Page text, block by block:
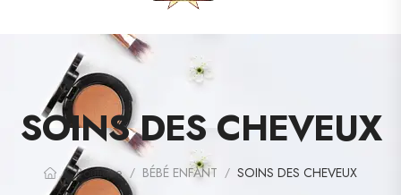
SOINS DES CHEVEUX
/ Boutique / BÉBÉ ENFANT / SOINS DES CHEVEUX